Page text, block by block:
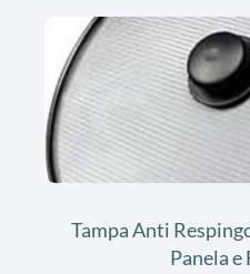
Tampa Anti
Panela